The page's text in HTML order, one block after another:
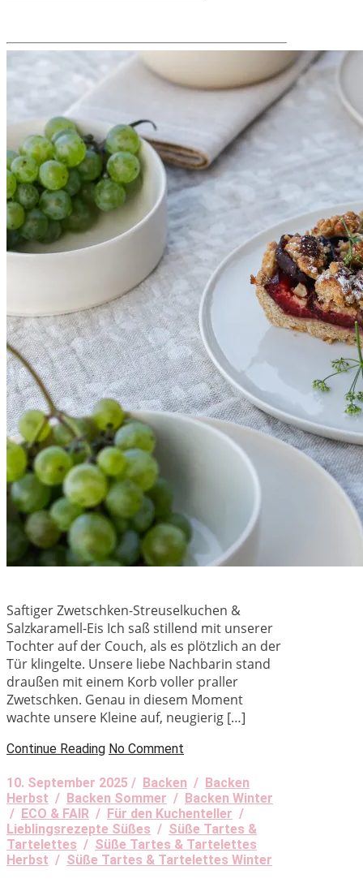
Saftiger Zwetschken-Streuselkuchen &
Salzkaramell-Eis Ich saß stillend mit unserer
Tochter auf der Couch, als es plötzlich an der
Tür klingelte. Unsere liebe Nachbarin stand
draußen mit einem Korb voller praller
Zwetschken. Genau in diesem Moment
wachte unsere Kleine auf, neugierig […]
Continue Reading No Comment
10. September 2025 / Backen / Backen
Herbst / Backen Sommer / Backen Winter
/ ECO & FAIR / Für den Kuchenteller /
Lieblingsrezepte Süßes / Süße Tartes &
Tartelettes / Süße Tartes & Tartelettes
Herbst / Süße Tartes & Tartelettes Winter